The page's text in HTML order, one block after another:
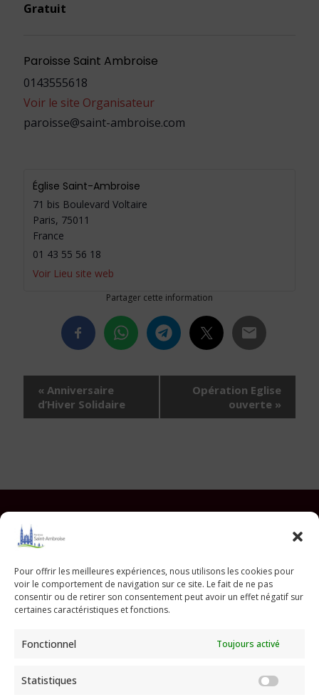
Pour offrir les meilleures expériences, nous utilisons les cookies pour
voir le comportement de navigation sur ce site. Le fait de ne pas
consentir ou de retirer son consentement peut avoir un effet négatif sur
certaines caractéristiques et fonctions.
Fonctionnel Toujours activé
Statistiques
Gratuit
Paroisse Saint Ambroise
0143555618
Voir le site Organisateur
paroisse@saint-ambroise.com
Église Saint-Ambroise
71 bis Boulevard Voltaire
Paris, 75011
France
01 43 55 56 18
Voir Lieu site web
Partager cette information
Navigation
Évènement
« Anniversaire
d’Hiver Solidaire
Opération Eglise
ouverte »
Paroisse Saint Ambroise
33 avenue Parmentier - 75011 Paris
01 43 55 56 18